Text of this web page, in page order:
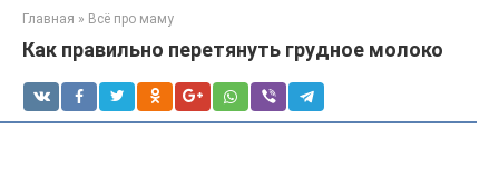
Главная » Всё про маму
Как правильно перетянуть грудное молоко